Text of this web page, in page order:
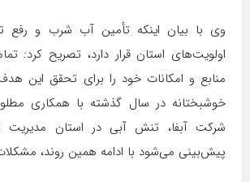
وی با بیان اینکه تأمین آب شرب و
اولویت‌های استان قرار دارد، تصریح کرد:
منابع و امکانات خود را برای تحقق این
خوشبختانه در سال گذشته با همکاری
شرکت آبفا، تنش آبی در استان
پیش‌بینی می‌شود با ادامه همین روند،